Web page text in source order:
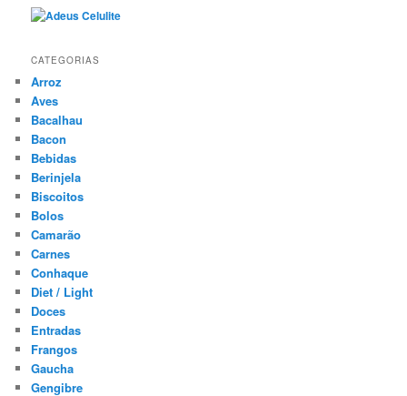
CATEGORIAS
Arroz
Aves
Bacalhau
Bacon
Bebidas
Berinjela
Biscoitos
Bolos
Camarão
Carnes
Conhaque
Diet / Light
Doces
Entradas
Frangos
Gaucha
Gengibre